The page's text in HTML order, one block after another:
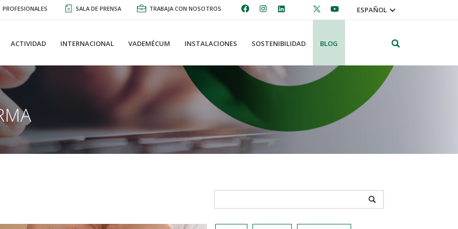
PROFESIONALES SALA DE PRENSA TRABAJA CON NOSOTROS ESPAÑOL
ACTIVIDAD INTERNACIONAL VADEMÉCUM INSTALACIONES SOSTENIBILIDAD BLOG
APPLY